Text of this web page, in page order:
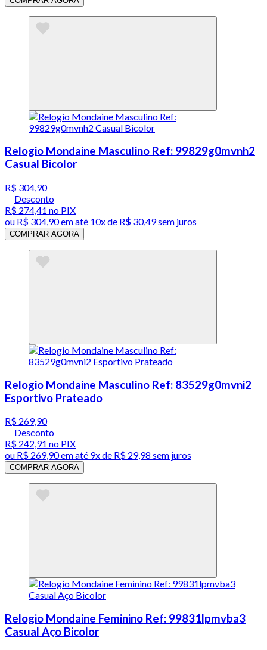
Relogio Mondaine Masculino Ref: 99829g0mvnh2
Casual Bicolor
R$ 304,90
Desconto
R$ 274,41 no PIX
ou R$ 304,90em até 10x de R$ 30,49 sem juros
COMPRAR AGORA
Relogio Mondaine Masculino Ref: 83529g0mvni2
Esportivo Prateado
R$ 269,90
Desconto
R$ 242,91 no PIX
ou R$ 269,90em até 9x de R$ 29,98 sem juros
COMPRAR AGORA
Relogio Mondaine Feminino Ref: 99831lpmvba3
Casual Aço Bicolor